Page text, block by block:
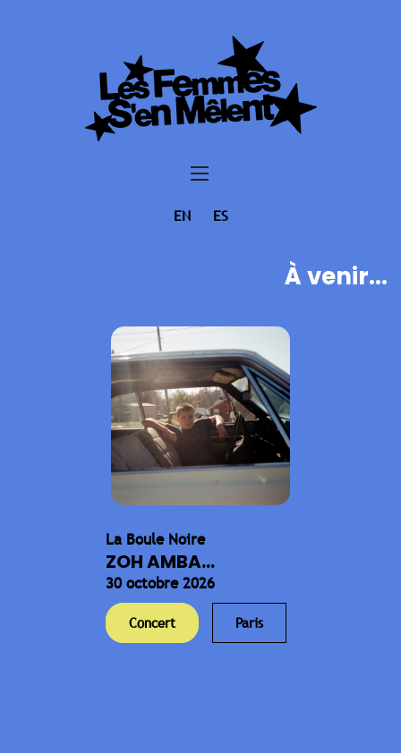
EN ES
À venir...
La Boule Noire
ZOH AMBA...
30 octobre 2026
Concert Paris